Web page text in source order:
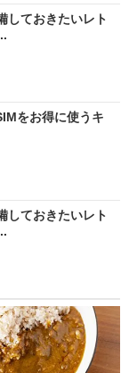
しておきたいレト
をお得に使うキ
しておきたいレト